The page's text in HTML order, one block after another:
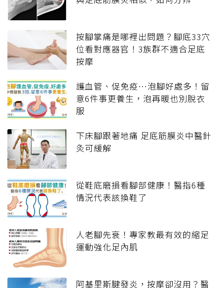
按腳掌痛是哪裡出問題？腳底33穴
位看對應器官！3族群不適合足底
按摩
護血管、促免疫…泡腳好處多！留
意6件事更養生，泡再暖也別脫衣
服
下床腳跟著地痛 足底筋膜炎中醫針
灸可緩解
從鞋底磨損看腳部健康！醫指6種
情況代表該換鞋了
人老腳先衰！專家教最有效的縮足
運動強化足內肌
阿基里斯腱發炎，按摩卻沒用？醫